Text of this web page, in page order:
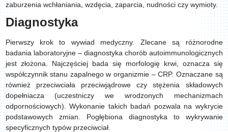
zaburzenia wchłaniania, wzdęcia, zaparcia, nudności czy wymioty.
Diagnostyka
Pierwszy krok to wywiad medyczny. Zlecane są różnorodne
badania laboratoryjne – diagnostyka chorób autoimmunologicznych
jest złożona. Najczęściej bada się morfologię krwi, oznacza się
współczynnik stanu zapalnego w organizmie – CRP. Oznaczane są
również przeciwciała przeciwjądrowe czy stężenia składowych
dopełniacza (uczestniczy we wrodzonych mechanizmach
odpornościowych). Wykonanie takich badań pozwala na wykrycie
podstawowych zmian. Pogłębiona diagnostyka to wykrywanie
specyficznych typów przeciwciał.